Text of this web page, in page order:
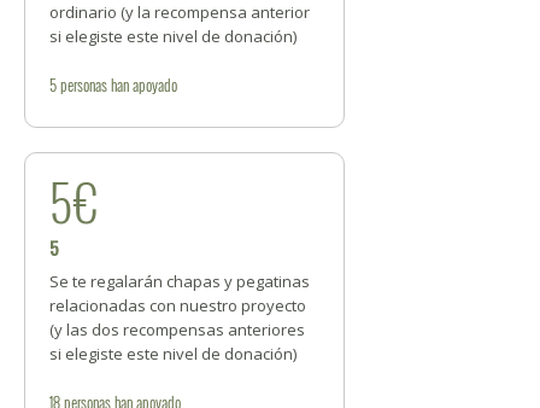
ordinario (y la recompensa anterior
si elegiste este nivel de donación)
5personashan apoyado
5€
5
Se te regalarán chapas y pegatinas
relacionadas con nuestro proyecto
(y las dos recompensas anteriores
si elegiste este nivel de donación)
18personashan apoyado